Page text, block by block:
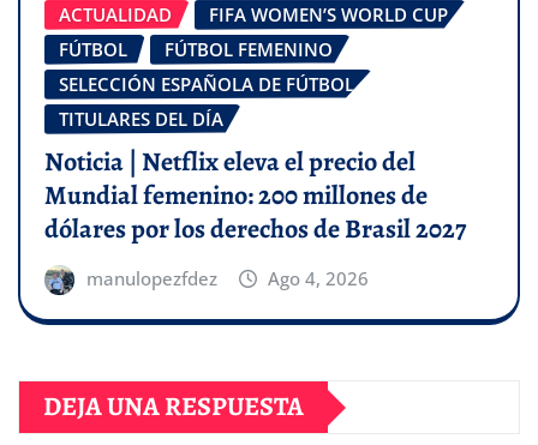
ACTUALIDAD
FIFA WOMEN’S WORLD CUP
FÚTBOL
FÚTBOL FEMENINO
SELECCIÓN ESPAÑOLA DE FÚTBOL
TITULARES DEL DÍA
Noticia | Netflix eleva el precio del
Mundial femenino: 200 millones de
dólares por los derechos de Brasil 2027
manulopezfdez Ago 4, 2026
DEJA UNA RESPUESTA